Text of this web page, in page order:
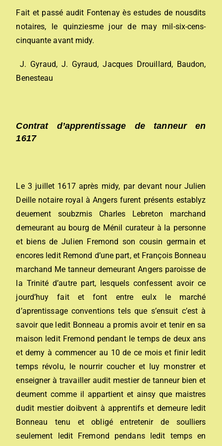
Fait et passé audit Fontenay ès estudes de nousdits
notaires, le quinziesme jour de may mil-six-cens-
cinquante avant midy.
J. Gyraud, J. Gyraud, Jacques Drouillard, Baudon,
Benesteau
Contrat d’apprentissage de tanneur en
1617
Le 3 juillet 1617 après midy, par devant nour Julien
Deille notaire royal à Angers furent présents establyz
deuement soubzmis Charles Lebreton marchand
demeurant au bourg de Ménil curateur à la personne
et biens de Julien Fremond son cousin germain et
encores ledit Remond d’une part, et François Bonneau
marchand Me tanneur demeurant Angers paroisse de
la Trinité d’autre part, lesquels confessent avoir ce
jourd’huy fait et font entre eulx le marché
d’aprentissage conventions tels que s’ensuit c’est à
savoir que ledit Bonneau a promis avoir et tenir en sa
maison ledit Fremond pendant le temps de deux ans
et demy à commencer au 10 de ce mois et finir ledit
temps révolu, le nourrir coucher et luy monstrer et
enseigner à travailler audit mestier de tanneur bien et
deument comme il appartient et ainsy que maistres
dudit mestier doibvent à apprentifs et demeure ledit
Bonneau tenu et obligé entretenir de soulliers
seulement ledit Fremond pendans ledit temps en